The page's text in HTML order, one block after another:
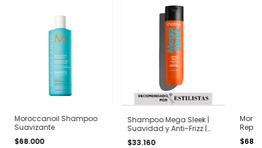
Moroccanoil Shampoo
Suavizante
$68.000
Shampoo Mega Sleek |
Suavidad y Anti-Frizz |
Matrix 300 ml
$33.160
250